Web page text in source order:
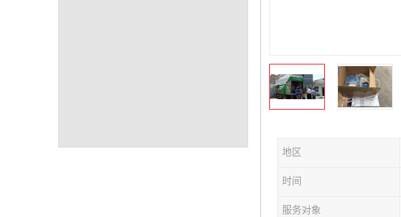
地区
时间
服务对象